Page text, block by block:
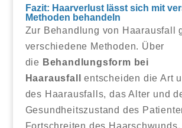
Fazit: Haarverlust lässt sich mit
Methoden behandeln
Zur Behandlung von Haarausfall
verschiedene Methoden. Über
die Behandlungsform bei
Haarausfall
entscheiden die Art
des Haarausfalls, das Alter und
Gesundheitszustand des
Fortschreiten des Haarschwunds.